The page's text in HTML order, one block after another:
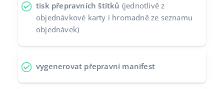
Móda
Audit účtu
Kalkulačka růstu tržeb a úspor s Base
español (AR)
Italiano
tisk přepravních štítků (jednotlivě z
objednávkové karty i hromadně ze seznamu
objednávek)
vygenerovat přepravní manifest